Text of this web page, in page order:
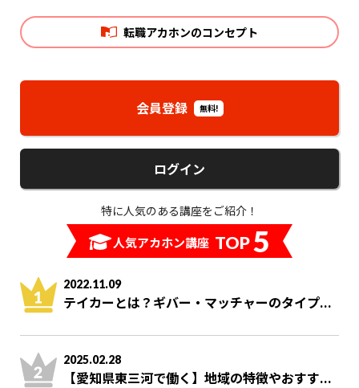
転職アカホンのコンセプト
会員登録 無料!
ログイン
特に人気のある講座をご紹介！
人気アカホン講座 TOP5
2022.11.09
テイカーとは？ギバー・マッチャーのタイプ...
2025.02.28
【愛知県東三河で働く】地域の特徴やおすす...